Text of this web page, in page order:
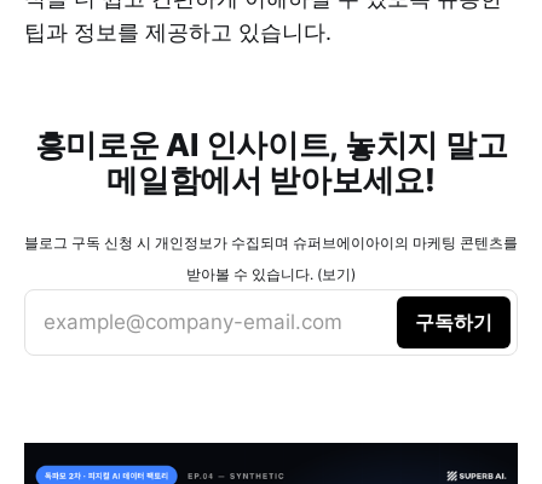
팁과 정보를 제공하고 있습니다.
흥미로운 AI 인사이트, 놓치지 말고
메일함에서 받아보세요!
블로그 구독 신청 시 개인정보가 수집되며 슈퍼브에이아이의 마케팅 콘텐츠를
받아볼 수 있습니다. (보기)
example@company-email.com 구독하기